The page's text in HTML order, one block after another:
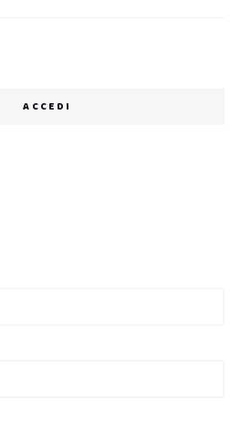
ACCEDI